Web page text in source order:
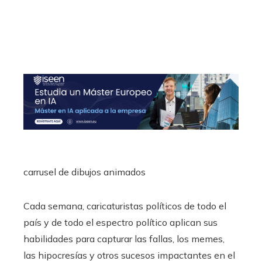
carrusel de dibujos animados
Cada semana, caricaturistas políticos de todo el
país y de todo el espectro político aplican sus
habilidades para capturar las fallas, los memes,
las hipocresías y otros sucesos impactantes en el